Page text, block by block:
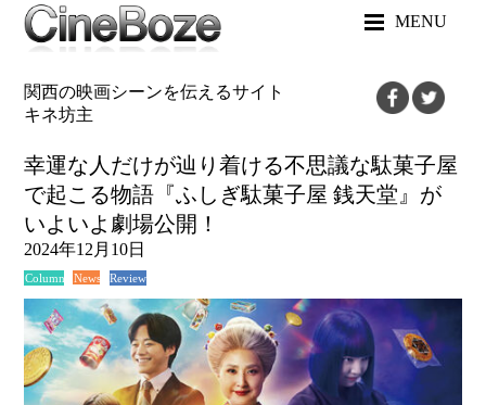
MENU
関西の映画シーンを伝えるサイト
キネ坊主
幸運な人だけが辿り着ける不思議な駄菓子屋
で起こる物語『ふしぎ駄菓子屋 銭天堂』が
いよいよ劇場公開！
2024年12月10日
Column News Review